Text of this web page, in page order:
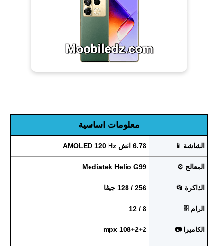
معلومات اساسية
الشاشة 📱 6.78 انش AMOLED 120 Hz
المعالج ⚙️ Mediatek Helio G99
الذاكرة 📂 256 / 128 جيڨا
الرام 🗄️ 8 / 12
الكاميرا 📷 108+2+2 mpx